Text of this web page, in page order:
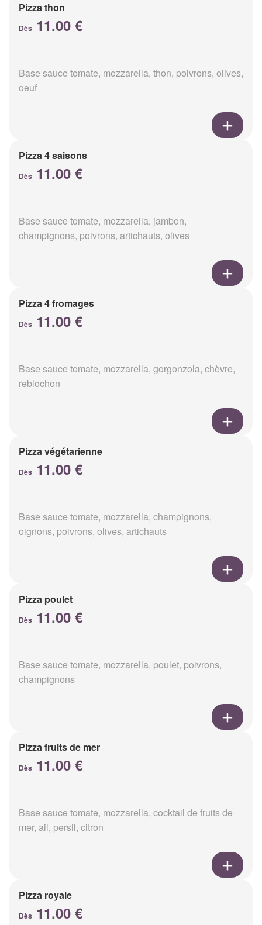
Pizza thon
Dès 11.00 €
Base sauce tomate, mozzarella, thon, poivrons, olives,
oeuf
Pizza 4 saisons
Dès 11.00 €
Base sauce tomate, mozzarella, jambon,
champignons, poivrons, artichauts, olives
Pizza 4 fromages
Dès 11.00 €
Base sauce tomate, mozzarella, gorgonzola, chèvre,
reblochon
Pizza végétarienne
Dès 11.00 €
Base sauce tomate, mozzarella, champignons,
oignons, poivrons, olives, artichauts
Pizza poulet
Dès 11.00 €
Base sauce tomate, mozzarella, poulet, poivrons,
champignons
Pizza fruits de mer
Dès 11.00 €
Base sauce tomate, mozzarella, cocktail de fruits de
mer, ail, persil, citron
Pizza royale
Dès 11.00 €